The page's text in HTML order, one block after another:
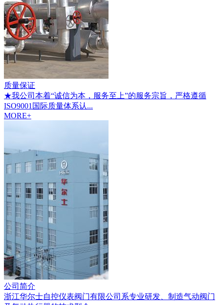
质量保证
★我公司本着“诚信为本，服务至上”的服务宗旨，严格遵循
ISO9001国际质量体系认...
MORE+
公司简介
浙江华尔士自控仪表阀门有限公司系专业研发、制造气动阀门